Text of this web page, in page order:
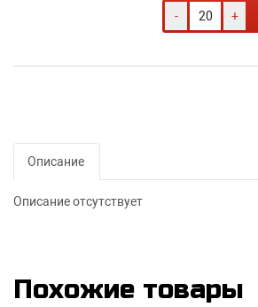
- +
Описание
Описание отсутствует
Похожие товары